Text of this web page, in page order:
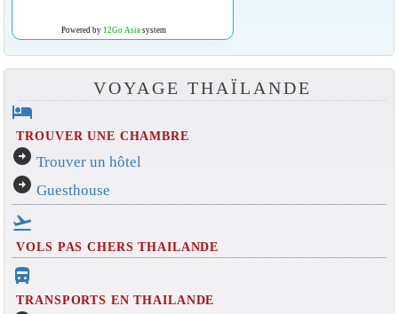
Powered by 12Go Asiasystem
VOYAGE THAÏLANDE
hotel
TROUVER UNE CHAMBRE
arrow_circle_right Trouver un hôtel
arrow_circle_right Guesthouse
flight_takeoff
VOLS PAS CHERS THAILANDE
directions_bus_filled
TRANSPORTS EN THAILANDE